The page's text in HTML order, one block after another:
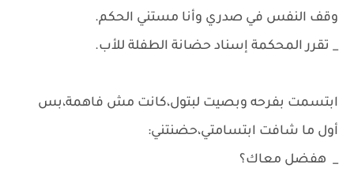
وقف النفس في صدري وأنا مستني الحكم.
_ تقرر المحكمة إسناد حضانة الطفلة للأب.
ابتسمت بفرحه وبصيت لبتول،كانت مش فاهمة،بس
أول ما شافت ابتسامتي،حضنتني:
_ هفضل معاك؟